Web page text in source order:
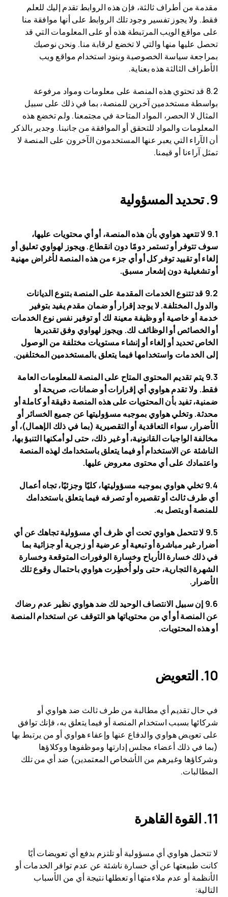
مقدمة من أطراف ثالثة، فإن هذه الروابط تقدم إليك للعلم
فقط. ولا يجوز تفسير وجود تلك الروابط على أنها موافقة منا
على مواقع الويب المرتبطة هذه أو على المعلومات التي قد
تحصل عليها منها والتي لا تخضع لرقابة منا. ونحن نوصيك
بمراجعة سياسة الخصوصية وبنود استخدام مواقع ويب
الأطراف الثالثة هذه بعناية.
8.2 قد تحتوي هذه المنصة على معلومات ومواد مرفوعة
بواسطة مستخدمين آخرين للمنصة، بما في ذلك على سبيل
المثال لا الحصر، المواد المتاحة في مجتمعنا. ولم تخضع هذه
المعلومات والمواد للتحقق أو الموافقة من جانبنا. وجدير بالذكر
أن الآراء التي يعبر عنها المستخدمون الآخرون على المنصة لا
تمثل آراءنا أو قيمنا.
تحديد المسؤولية
9.1 لا تتعهد هواوي بأن هذه المنصة، أو أي محتويات عليها،
سوف تتوفر أو تستمر دومًا دون انقطاع. ويجوز لهواوي تعليق أو
إلغاء أو تقييد توفر كل أو أي جزء من هذه المنصة لأغراض مهنية
أو تشغيلية دون إشعار مسبق.
9.2 قد تتنوع الخدمات المقدمة على المنصة بتنوع الديانات
والدول المختلفة. لا يوجد إقرار أو ضمان مقدم يفيد بتوفير
خدمة أو خاصية أو وظيفة معينة لك أو توفير نفس نوع الخدمات
أو الخصائص أو الوظائف لك. ويجوز لهواوي وفق تقديرها
الخاص تحديد أو إلغاء أو إنشاء مستويات مختلفة من الوصول
إلى الخدمات واستخدامها فيما يتعلق بالمستخدمين المختلفين.
9.3 يتم تقديم المحتوى المتاح على المنصة للمعلومات العامة
فقط. ولا تقدم هواوي أي إقرارات أو ضمانات، صريحة أو
ضمنية، تفيد بأن المحتويات على هذه المنصة دقيقة أو كاملة أو
محدثة. وتخلي هواوي بموجبه مسؤوليتها عن جميع الخسائر أو
الأضرار، سواء التعاقدية أو التقصيرية (بما في ذلك الإهمال)، أو
مخالفة الواجبات القانونية، أو غير ذلك، حتى لو أمكنها التنبؤ بها،
الناشئة عن الاستخدام أو فيما يتعلق باستخدامك لهذه المنصة
واعتمادك على أي محتوى معروض عليها.
9.4 تخلي هواوي بموجبه مسؤوليتها، كليًا وجزئيًا، تجاه أعمال
أي طرف ثالث أو تقصيره أو تصرفه فيما يتعلق باستخدامك
للمنصة أو يتصل به.
9.5 لا تتحمل هواوي تحت أي ظرف أي مسؤولية تجاهك عن أي
أضرار غير مباشرة أو تبعية أو عرضية أو زجرية أو جزائية بما
في ذلك خسارة الأرباح وخسارة الوفورات المتوقعة وخسارة
الشهرة التجارية، حتى ولو أُخطِرت هواوي باحتمال وقوع تلك
الأضرار.
9.6 إن سبيل الانتصاف الوحيد لك ضد هواوي نظير عدم رضاك
عن المنصة أو أي من محتوياتها هو التوقف عن استخدام المنصة
أو هذه المحتويات.
التعويض
في حال تقديم أي مطالبة من طرف ثالث ضد هواوي أو
شركائها بسبب استخدام المنصة أو فيما يتعلق به، فإنك توافق
على تعويض هواوي والدفاع عنها وإعفاء هواوي أو من يرتبط بها
(بما في ذلك أعضاء مجلس إدارتها وموظفوها ووكلاؤها
وشركاؤها وغيرهم من الأشخاص المعتمدين) ضد أي من تلك
المطالبات.
القوة القاهرة
لا تتحمل هواوي أي مسؤولية أو تلتزم بدفع أي تعويضات أيًا
كانت طبيعتها عن أي خسارة ناشئة عن عدم توافر الخدمات أو
الأنظمة أو عدم ملاءمتها أو تعطلها نتيجة أي من الأسباب
التالية: